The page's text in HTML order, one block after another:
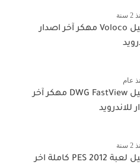
سنة
تحميل Voloco مهكر آخر اصدار
عام
تحميل DWG FastView مهكر آخر
للاندرويد
سنة
تحميل لعبة PES 2012 كاملة اخر